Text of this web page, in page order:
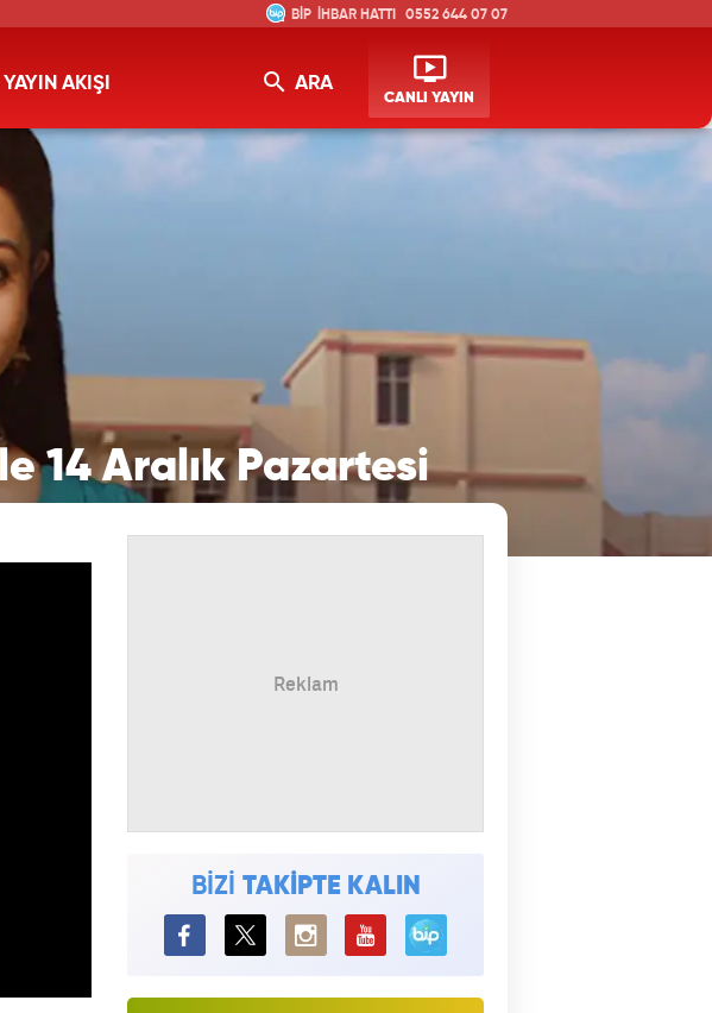
YAYIN AKIŞI ARA
CANLI YAYIN
İHBAR HATTI 0552 644 07 07
14 Aralık Pazartesi
BİZİ TAKİPTE KALIN
BiP